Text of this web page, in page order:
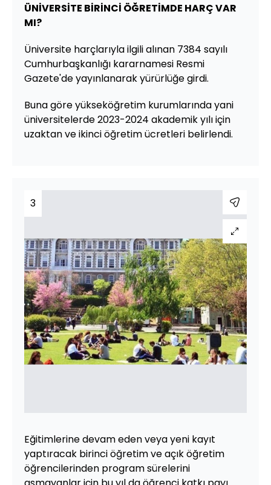
ÜNİVERSİTE BİRİNCİ ÖĞRETİMDE HARÇ VAR
MI?
Üniversite harçlarıyla ilgili alınan 7384 sayılı
Cumhurbaşkanlığı kararnamesi Resmi
Gazete'de yayınlanarak yürürlüğe girdi.
Buna göre yükseköğretim kurumlarında yani
üniversitelerde 2023-2024 akademik yılı için
uzaktan ve ikinci öğretim ücretleri belirlendi.
3
Eğitimlerine devam eden veya yeni kayıt
yaptıracak birinci öğretim ve açık öğretim
öğrencilerinden program sürelerini